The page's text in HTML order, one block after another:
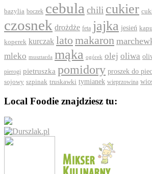
bazylia boczek cebula chili cukier
czosnek drożdże feta jajka jesień
koperek kurczak lato makaron
mleko musztarda mąka ogórek olej oliwa
pierogi pietruszka pomidory proszek do
sojowy szpinak truskawki tymianek wieprzowina
Local Foodie znajdziesz tu: